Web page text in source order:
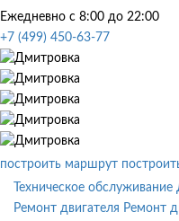
Ежедневно с 8:00 до 22:00
+7 (499) 450-63-77
построить маршрут
Техническое обслуживание
Ремонт двигателя Ремонт